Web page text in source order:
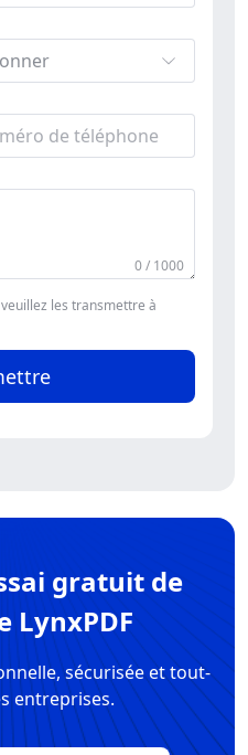
0 / 1000
les transmettre à
gratuit de
LynxPDF
sécurisée et tout-
entreprises.